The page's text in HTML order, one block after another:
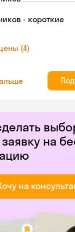
- короткие
(4)
заявку на
на